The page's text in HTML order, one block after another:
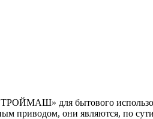
для бытового
приводом, они являются, по